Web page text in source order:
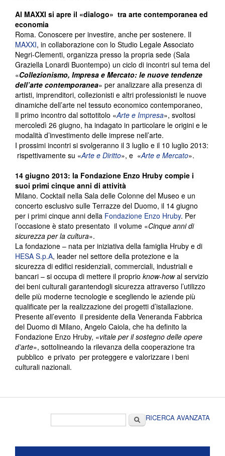
Al MAXXI si apre il «dialogo» tra arte contemporanea ed
economia
Roma. Conoscere per investire, anche per sostenere. Il
MAXXI, in collaborazione con lo Studio Legale Associato
Negri-Clementi, organizza presso la propria sede (Sala
Graziella Lonardi Buontempo) un ciclo di incontri sul tema del
«Collezionismo, Impresa e Mercato: le nuove tendenze
dell’arte contemporanea» per analizzare alla presenza di
artisti, imprenditori, collezionisti e altri professionisti le nuove
dinamiche dell’arte nel tessuto economico contemporaneo,
Il primo incontro dal sottotitolo «Arte e Impresa», svoltosi
mercoledì 26 giugno, ha indagato in particolare le origini e le
modalità d’investimento delle imprese nell’arte.
I prossimi incontri si svolgeranno il 3 luglio e il 10 luglio 2013:
rispettivamente su «Arte e Diritto», e «Arte e Mercato».
14 giugno 2013: la Fondazione Enzo Hruby compie i
suoi primi cinque anni di attività
Milano. Cocktail nella Sala delle Colonne del Museo e un
concerto esclusivo sulle Terrazze del Duomo, il 14 giugno
per i primi cinque anni della Fondazione Enzo Hruby. Per
l’occasione è stato presentato il volume «Cinque anni di
sicurezza per la cultura».
La fondazione – nata per iniziativa della famiglia Hruby e di
HESA S.p.A, leader nel settore della protezione e la
sicurezza di edifici residenziali, commerciali, industriali e
bancari – si occupa di mettere il proprio know-howal servizio
dei beni culturali garantendogli sicurezza attraverso l’utilizzo
delle più moderne tecnologie e scegliendo le aziende più
qualificate per la realizzazione dei progetti d’istallazione.
Presente all’evento il presidente della Veneranda Fabbrica
del Duomo di Milano, Angelo Caiola, che ha definito la
Fondazione Enzo Hruby, «vitale per il sostegno delle opere
d’arte», sottolineando la rilevanza della cooperazione tra
pubblico e privato per proteggere e valorizzare i beni
culturali nazionali.
CercaRICERCA AVANZATA